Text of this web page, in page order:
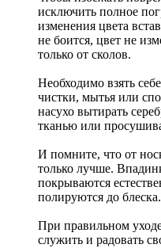
исключить полное
изменения цвета
не боится, цвет не
только от сколов.
Необходимо взять
чистки, мытья или
насухо вытирать
тканью или
И помните, что от
только лучше.
покрываются
полируются до блеска.
При правильном
служить и радовать